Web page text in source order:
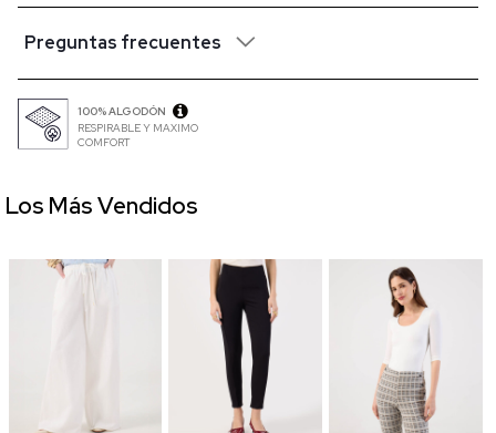
Preguntas frecuentes
100% ALGODÓN
RESPIRABLE Y MAXIMO
COMFORT
Los Más Vendidos